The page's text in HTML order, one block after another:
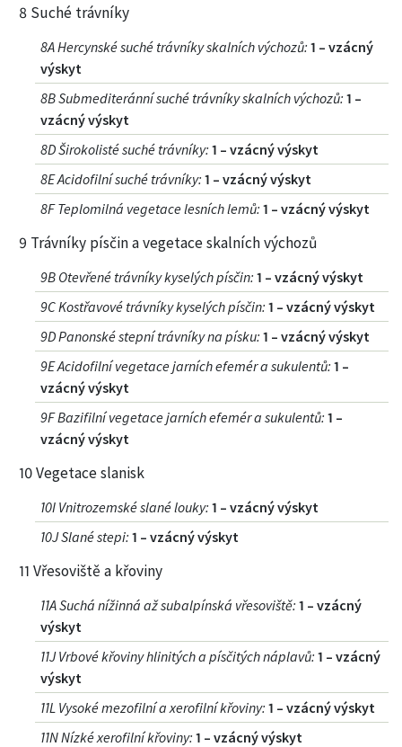
8 Suché trávníky
8A Hercynské suché trávníky skalních výchozů: 1 – vzácný
výskyt
8B Submediteránní suché trávníky skalních výchozů: 1 –
vzácný výskyt
8D Širokolisté suché trávníky: 1 – vzácný výskyt
8E Acidofilní suché trávníky: 1 – vzácný výskyt
8F Teplomilná vegetace lesních lemů: 1 – vzácný výskyt
9 Trávníky písčin a vegetace skalních výchozů
9B Otevřené trávníky kyselých písčin: 1 – vzácný výskyt
9C Kostřavové trávníky kyselých písčin: 1 – vzácný výskyt
9D Panonské stepní trávníky na písku: 1 – vzácný výskyt
9E Acidofilní vegetace jarních efemér a sukulentů: 1 –
vzácný výskyt
9F Bazifilní vegetace jarních efemér a sukulentů: 1 –
vzácný výskyt
10 Vegetace slanisk
10I Vnitrozemské slané louky: 1 – vzácný výskyt
10J Slané stepi: 1 – vzácný výskyt
11 Vřesoviště a křoviny
11A Suchá nížinná až subalpínská vřesoviště: 1 – vzácný
výskyt
11J Vrbové křoviny hlinitých a písčitých náplavů: 1 – vzácný
výskyt
11L Vysoké mezofilní a xerofilní křoviny: 1 – vzácný výskyt
11N Nízké xerofilní křoviny: 1 – vzácný výskyt